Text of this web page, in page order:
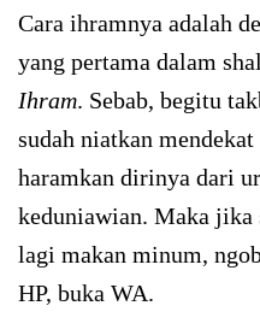
Cara ihramnya adalah
yang pertama dalam
Ihram. Sebab, begitu
sudah niatkan
haramkan dirinya dari
keduniawian. Maka jika
lagi makan minum,
HP, buka WA.